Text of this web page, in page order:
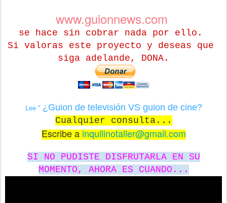
www.guionnews.com
se hace sin cobrar nada por ello.
Si valoras este proyecto y deseas que
siga adelande, DONA.
Lee " ¿Guion de televisión VS guion de cine?
Cualquier consulta...
Escribe ainquilinotaller@gmail.com
SI NO PUDISTE DISFRUTARLA EN SU
MOMENTO, AHORA ES CUANDO...